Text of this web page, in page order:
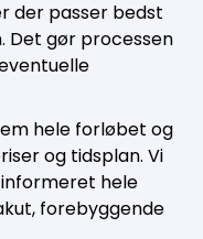
der passer bedst
Det gør processen
hele forløbet og
og tidsplan. Vi
hele
forebyggende